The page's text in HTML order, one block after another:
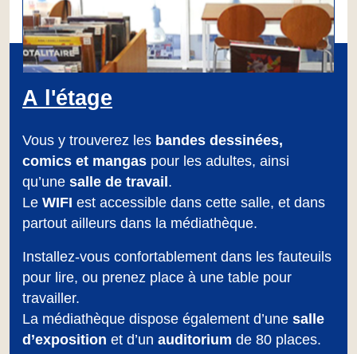
A l'étage
Vous y trouverez les bandes dessinées,
comics et mangas pour les adultes, ainsi
qu’une salle de travail .
Le WIFI est accessible dans cette salle, et dans
partout ailleurs dans la médiathèque.
Installez-vous confortablement dans les fauteuils
pour lire, ou prenez place à une table pour
travailler.
La médiathèque dispose également d’une salle
d’exposition et d’un auditorium de 80 places.